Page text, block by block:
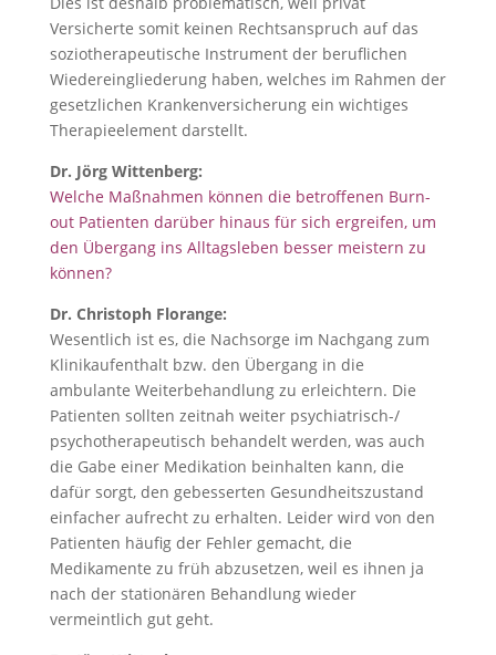
Versicherte somit keinen Rechtsanspruch auf das
soziotherapeutische Instrument der beruflichen
Wiedereingliederung haben, welches im Rahmen der
gesetzlichen Krankenversicherung ein wichtiges
Therapieelement darstellt.
Dr. Jörg Wittenberg:
Welche Maßnahmen können die betroffenen Burn-
out Patienten darüber hinaus für sich ergreifen, um
den Übergang ins Alltagsleben besser meistern zu
können?
Dr. Christoph Florange:
Wesentlich ist es, die Nachsorge im Nachgang zum
Klinikaufenthalt bzw. den Übergang in die
ambulante Weiterbehandlung zu erleichtern. Die
Patienten sollten zeitnah weiter psychiatrisch-/
psychotherapeutisch behandelt werden, was auch
die Gabe einer Medikation beinhalten kann, die
dafür sorgt, den gebesserten Gesundheitszustand
einfacher aufrecht zu erhalten. Leider wird von den
Patienten häufig der Fehler gemacht, die
Medikamente zu früh abzusetzen, weil es ihnen ja
nach der stationären Behandlung wieder
vermeintlich gut geht.